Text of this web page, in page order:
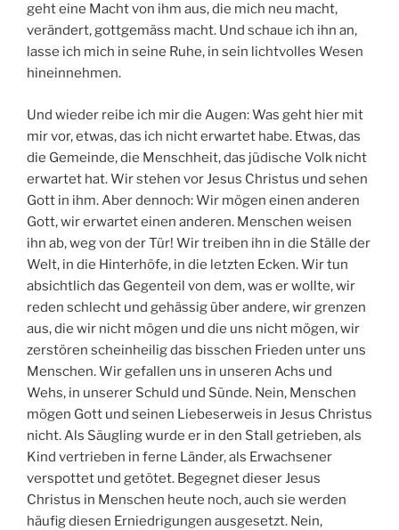
geht eine Macht von ihm aus, die mich neu macht,
verändert, gottgemäss macht. Und schaue ich ihn an,
lasse ich mich in seine Ruhe, in sein lichtvolles Wesen
hineinnehmen.
Und wieder reibe ich mir die Augen: Was geht hier mit
mir vor, etwas, das ich nicht erwartet habe. Etwas, das
die Gemeinde, die Menschheit, das jüdische Volk nicht
erwartet hat. Wir stehen vor Jesus Christus und sehen
Gott in ihm. Aber dennoch: Wir mögen einen anderen
Gott, wir erwartet einen anderen. Menschen weisen
ihn ab, weg von der Tür! Wir treiben ihn in die Ställe der
Welt, in die Hinterhöfe, in die letzten Ecken. Wir tun
absichtlich das Gegenteil von dem, was er wollte, wir
reden schlecht und gehässig über andere, wir grenzen
aus, die wir nicht mögen und die uns nicht mögen, wir
zerstören scheinheilig das bisschen Frieden unter uns
Menschen. Wir gefallen uns in unseren Achs und
Wehs, in unserer Schuld und Sünde. Nein, Menschen
mögen Gott und seinen Liebeserweis in Jesus Christus
nicht. Als Säugling wurde er in den Stall getrieben, als
Kind vertrieben in ferne Länder, als Erwachsener
verspottet und getötet. Begegnet dieser Jesus
Christus in Menschen heute noch, auch sie werden
häufig diesen Erniedrigungen ausgesetzt. Nein,